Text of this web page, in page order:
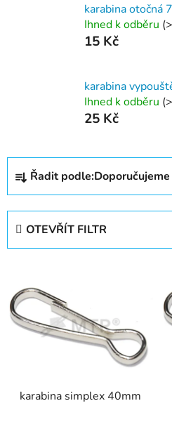
karabina otočná
Ihned k odběru
15 Kč
karabina
Ihned k odběru
25 Kč
Ř
z
r
o
d
Řadit podle:Doporučujeme
OTEVŘÍT FILTR
ý
p
karabina simplex 40mm